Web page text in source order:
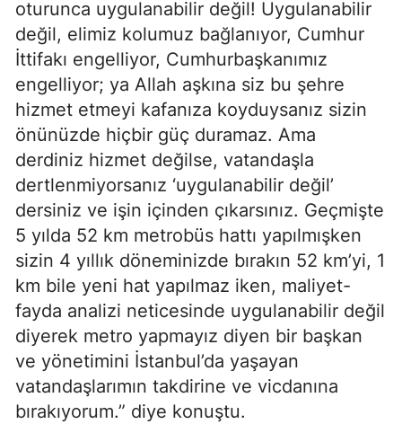
oturunca uygulanabilir değil! Uygulanabilir
değil, elimiz kolumuz bağlanıyor, Cumhur
İttifakı engelliyor, Cumhurbaşkanımız
engelliyor; ya Allah aşkına siz bu şehre
hizmet etmeyi kafanıza koyduysanız sizin
önünüzde hiçbir güç duramaz. Ama
derdiniz hizmet değilse, vatandaşla
dertlenmiyorsanız ‘uygulanabilir değil’
dersiniz ve işin içinden çıkarsınız. Geçmişte
5 yılda 52 km metrobüs hattı yapılmışken
sizin 4 yıllık döneminizde bırakın 52 km’yi, 1
km bile yeni hat yapılmaz iken, maliyet-
fayda analizi neticesinde uygulanabilir değil
diyerek metro yapmayız diyen bir başkan
ve yönetimini İstanbul’da yaşayan
vatandaşlarımın takdirine ve vicdanına
bırakıyorum.” diye konuştu.